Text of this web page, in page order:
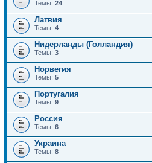
Темы: 24
Латвия
Темы: 4
Нидерланды (Голландия)
Темы: 3
Норвегия
Темы: 5
Португалия
Темы: 9
Россия
Темы: 6
Украина
Темы: 8